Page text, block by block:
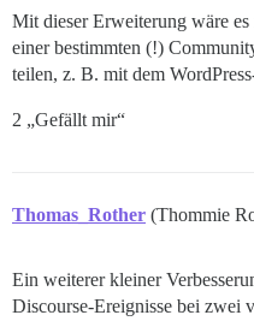
Mit dieser Erweiterung wäre
einer bestimmten (!)
teilen, z. B. mit dem
2 „Gefällt mir“
Thomas_Rother (Thommie
Ein weiterer kleiner
Discourse-Ereignisse bei zwei